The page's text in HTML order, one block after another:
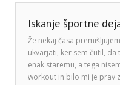
Iskanje športne
Že nekaj časa
ukvarjati, ker sem čutil,
enak staremu, a tega
workout in bilo mi je prav